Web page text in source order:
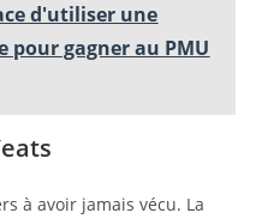
d'utiliser une
gagner au PMU
à avoir jamais vécu. La